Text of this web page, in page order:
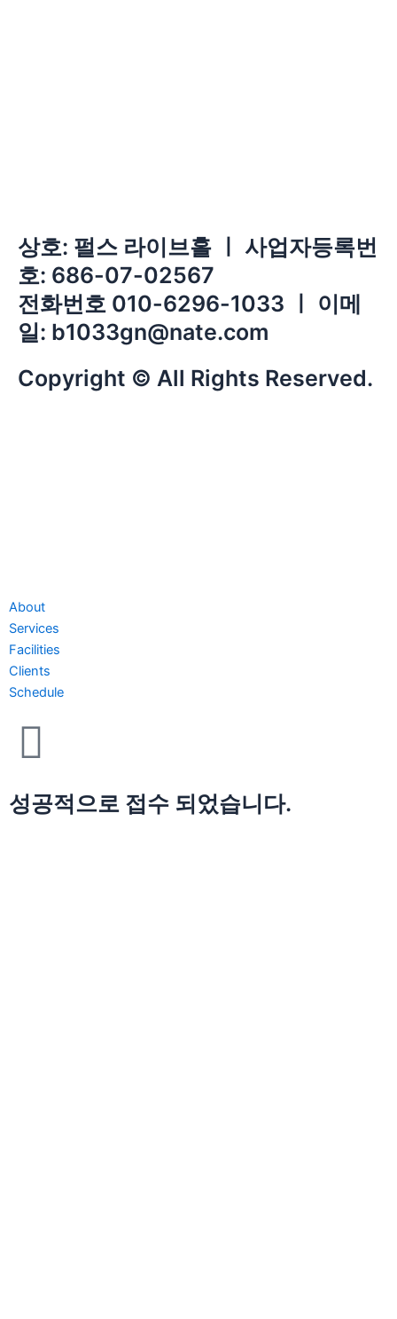
상호: 펄스 라이브홀 ㅣ 사업자등록번
호: 686-07-02567
전화번호 010-6296-1033 ㅣ 이메
일: b1033gn@nate.com
Copyright © All Rights Reserved.
About
Services
Facilities
Clients
Schedule
성공적으로 접수 되었습니다.